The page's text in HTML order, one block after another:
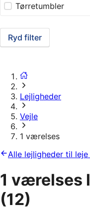
Tørretumbler
Ryd filter
Lejligheder
Vejle
1 værelses
Alle lejligheder til
1 værelses
(12)